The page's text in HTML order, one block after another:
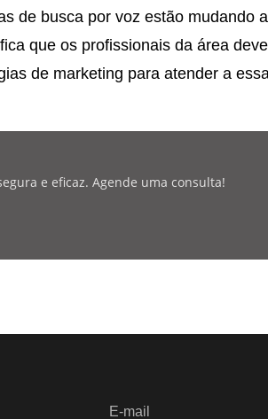
de busca por voz estão mudando a
que os profissionais da área
de marketing para atender a
e eficaz. Agende uma consulta!